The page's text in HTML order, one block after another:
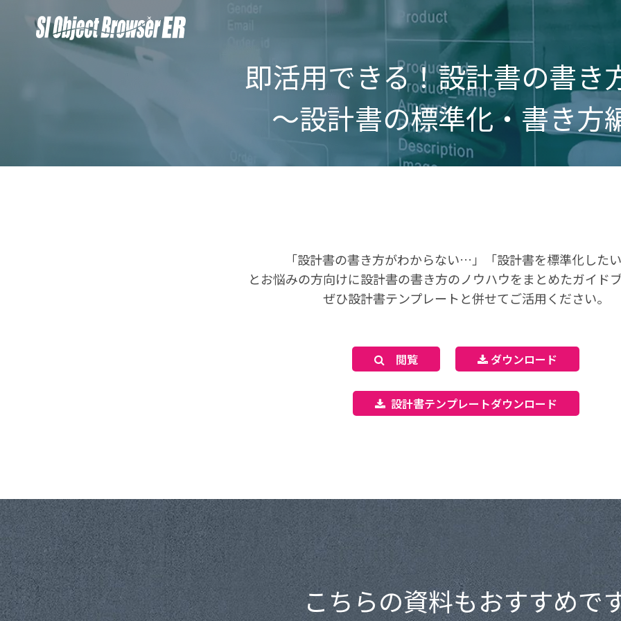
即活用できる！設計書の書き
〜設計書の標準化・書き方
「設計書の書き方がわからない…」「設計書を標準化した
とお悩みの方向けに設計書の書き方のノウハウをまとめたガイド
ぜひ設計書テンプレートと併せてご活用ください。
閲覧 ダウンロード
設計書テンプレートダウンロード
こちらの資料もおすすめで